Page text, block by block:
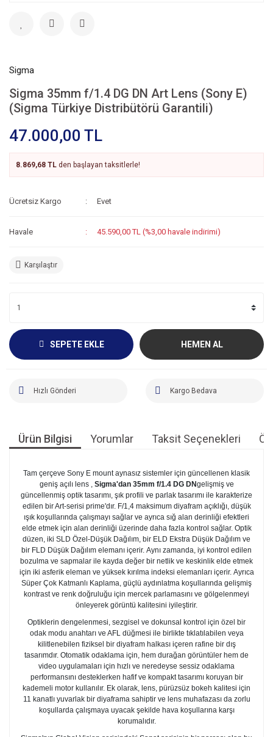
Sigma
Sigma 35mm f/1.4 DG DN Art Lens (Sony E)
(Sigma Türkiye Distribütörü Garantili)
47.000,00 TL
8.869,68 TL den başlayan taksitlerle!
Ücretsiz Kargo Evet
Havale 45.590,00 TL (%3,00 havale indirimi)
Karşılaştır
SEPETE EKLE HEMEN AL
Hızlı Gönderi Kargo Bedava
Ürün Bilgisi Yorumlar Taksit Seçenekleri
Tam çerçeve Sony E mount aynasız sistemler için güncellenen klasik
geniş açılı lens , Sigma'dan 35mm f/1.4 DG DNgelişmiş ve
güncellenmiş optik tasarımı, şık profili ve parlak tasarımı ile karakterize
edilen bir Art-serisi prime'dır. F/1,4 maksimum diyafram açıklığı, düşük
ışık koşullarında çalışmayı sağlar ve ayrıca sığ alan derinliği efektleri
elde etmek için alan derinliği üzerinde daha fazla kontrol sağlar. Optik
düzen, iki SLD Özel-Düşük Dağılım, bir ELD Ekstra Düşük Dağılım ve
bir FLD Düşük Dağılım elemanı içerir. Aynı zamanda, iyi kontrol edilen
bozulma ve sapmalar ile kayda değer bir netlik ve keskinlik elde etmek
için iki asferik eleman ve yüksek kırılma indeksi elemanları içerir. Ayrıca
Süper Çok Katmanlı Kaplama, güçlü aydınlatma koşullarında gelişmiş
kontrast ve renk doğruluğu için mercek parlamasını ve gölgelenmeyi
önleyerek görüntü kalitesini iyileştirir.
Optiklerin dengelenmesi, sezgisel ve dokunsal kontrol için özel bir
odak modu anahtarı ve AFL düğmesi ile birlikte tıklatılabilen veya
kilitlenebilen fiziksel bir diyafram halkası içeren rafine bir dış
tasarımdır. Otomatik odaklama için, hem durağan görüntüler hem de
video uygulamaları için hızlı ve neredeyse sessiz odaklama
performansını desteklerken hafif ve kompakt tasarımı koruyan bir
kademeli motor kullanılır. Ek olarak, lens, pürüzsüz bokeh kalitesi için
11 kanatlı yuvarlak bir diyaframa sahiptir ve lens muhafazası da zorlu
koşullarda çalışmaya uyacak şekilde hava koşullarına karşı
korumalıdır.